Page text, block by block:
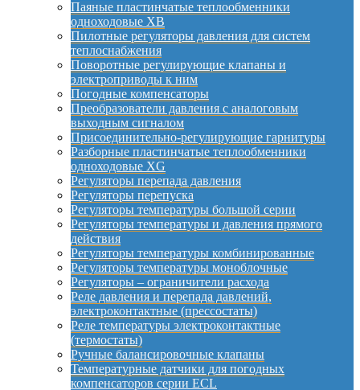
Паяные пластинчатые теплообменники
одноходовые XB
Пилотные регуляторы давления для систем
теплоснабжения
Поворотные регулирующие клапаны и
электроприводы к ним
Погодные компенсаторы
Преобразователи давления с аналоговым
выходным сигналом
Присоединительно-регулирующие гарнитуры
Разборные пластинчатые теплообменники
одноходовые XG
Регуляторы перепада давления
Регуляторы перепуска
Регуляторы температуры большой серии
Регуляторы температуры и давления прямого
действия
Регуляторы температуры комбинированные
Регуляторы температуры моноблочные
Регуляторы – ограничители расхода
Реле давления и перепада давлений,
электроконтактные (прессостаты)
Реле температуры электроконтактные
(термостаты)
Ручные балансировочные клапаны
Температурные датчики для погодных
компенсаторов серии ECL